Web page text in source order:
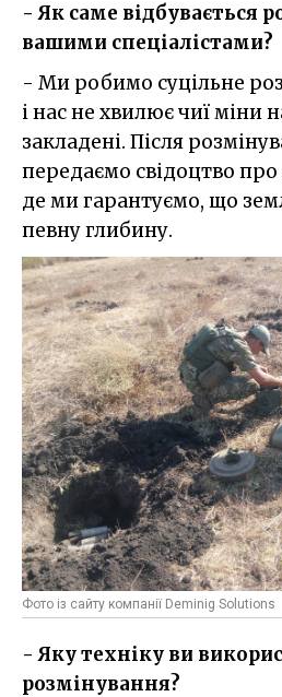
- Як саме відбувається
вашими спеціалістами?
- Ми робимо суцільне
і нас не хвилює чиї міни
закладені. Після
передаємо свідоцтво
де ми гарантуємо, що
певну глибину.
Фото із сайту компанії Deminig Solutions
- Яку техніку ви
розмінування?